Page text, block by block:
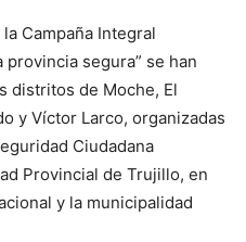
Campaña Integral
segura” se han
distritos de Moche, El
y Víctor Larco, organizadas
Ciudadana
Provincial de Trujillo, en
y la municipalidad